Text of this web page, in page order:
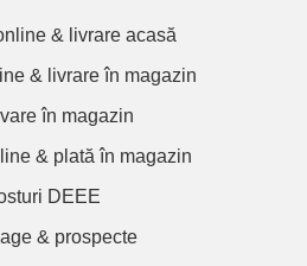
& livrare acasă
& livrare în magazin
în magazin
& plată în magazin
DEEE
& prospecte